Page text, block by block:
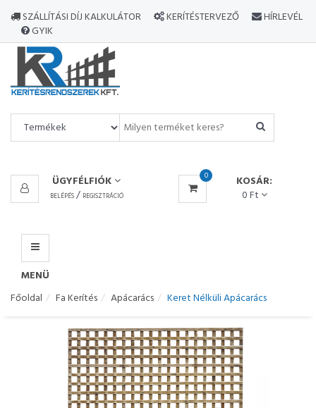
SZÁLLÍTÁSI DÍJ KALKULÁTOR KERÍTÉSTERVEZŐ
HÍRLEVÉL
GYIK
ÜGYFÉLFIÓK
BELÉPÉS/ REGISZTRÁCIÓ
0
KOSÁR:
0 Ft
MENÜ
MINDEN
TERMÉK
MENÜ
Főoldal Fa Kerítés Apácarács Keret Nélküli Apácarács